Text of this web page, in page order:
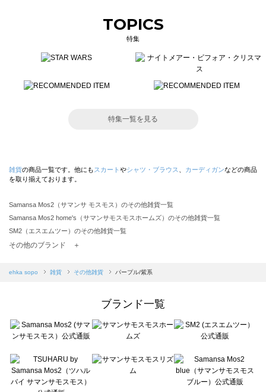
TOPICS
特集
特集一覧を見る
雑貨の商品一覧です。他にも スカート やシャツ・ブラウス カーディガンなどの商品
を取り揃えております。
Samansa Mos2（サマンサ モスモス）のその他雑貨一覧
Samansa Mos2 home's（サマンサモスモスホームズ）のその他雑貨一覧
SM2（エスエムツー）のその他雑貨一覧
TSUHARU by Samansa Mos2（ツハルバイサマンサモスモス）のその他雑貨一覧
Samansa Mos2 blue（サマンサモスモス ブルー）のその他雑貨一覧
sō4ū（ソウフォーユー）のその他雑貨一覧
Te chichi（テチチ）のその他雑貨一覧
Te chichi CLASSIC（テチチ クラシック）のその他雑貨一覧
Lugnoncure（ルノンキュール）のその他雑貨一覧
BETTY'S BLUE（べティーズブルー）のその他雑貨一覧
Wpc.（ワールドパーティー）のその他雑貨一覧
その他のブランド ＋
ehka sopo 雑貨 その他雑貨 パープル/紫系
ブランド一覧